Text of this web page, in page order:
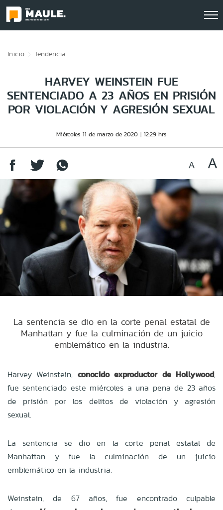
Inicio Tendencia
HARVEY WEINSTEIN FUE
SENTENCIADO A 23 AÑOS EN PRISIÓN
POR VIOLACIÓN Y AGRESIÓN SEXUAL
Miércoles 11 de marzo de 2020 12:29 hrs
La sentencia se dio en la corte penal estatal de
Manhattan y fue la culminación de un juicio
emblemático en la industria.
Harvey Weinstein, conocido exproductor de Hollywood,
fue sentenciado este miércoles a una pena de 23 años
de prisión por los delitos de violación y agresión
sexual.
La sentencia se dio en la corte penal estatal de
Manhattan y fue la culminación de un juicio
emblemático en la industria.
Weinstein, de 67 años, fue encontrado culpable